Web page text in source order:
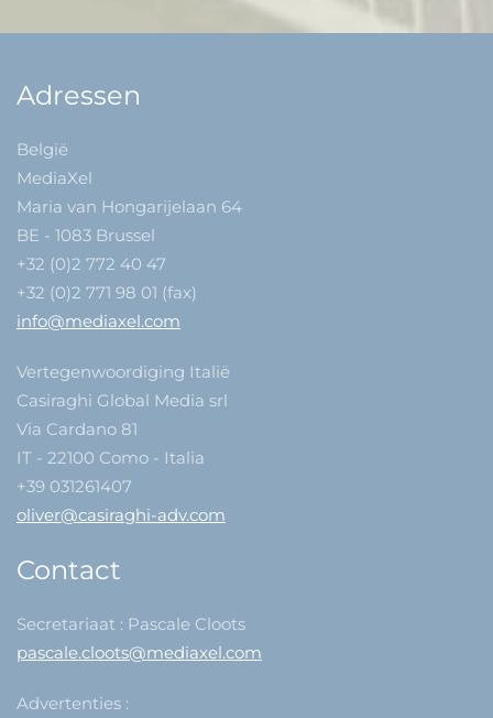
Adressen
België
MediaXel
Maria van Hongarijelaan 64
BE - 1083 Brussel
+32 (0)2 772 40 47
+32 (0)2 771 98 01 (fax)
info@mediaxel.com
Vertegenwoordiging Italië
Casiraghi Global Media srl
Via Cardano 81
IT - 22100 Como - Italia
+39 031261407
oliver@casiraghi-adv.com
Contact
Secretariaat : Pascale Cloots
pascale.cloots@mediaxel.com
Advertenties :